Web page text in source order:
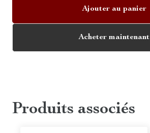
Ajouter au panier
Acheter maintenant
Produits associés